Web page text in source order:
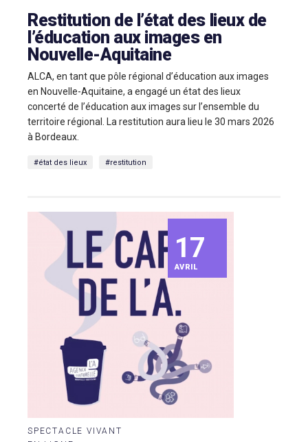
Restitution de l’état des lieux de
l’éducation aux images en
Nouvelle-Aquitaine
ALCA, en tant que pôle régional d’éducation aux images
en Nouvelle-Aquitaine, a engagé un état des lieux
concerté de l’éducation aux images sur l’ensemble du
territoire régional. La restitution aura lieu le 30 mars 2026
à Bordeaux.
#état des lieux #restitution
17
AVRIL
SPECTACLE VIVANT